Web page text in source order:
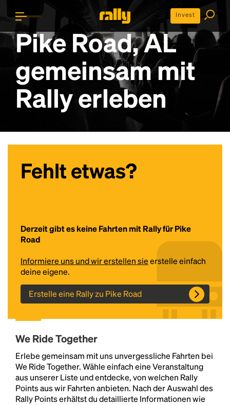
Invest
Pike Road, AL
gemeinsam mit
Rally erleben
Fehlt etwas?
Derzeit gibt es keine Fahrten mit Rally für Pike
Road
Informiere uns und wir erstellen sieerstelle einfach
deine eigene.
Erstelle eine Rally zu Pike Road
We Ride Together
Erlebe gemeinsam mit uns unvergessliche Fahrten bei
We Ride Together. Wähle einfach eine Veranstaltung
aus unserer Liste und entdecke, von welchen Rally
Points aus wir Fahrten anbieten. Nach der Auswahl des
Rally Points erhältst du detaillierte Informationen wie
Headline
Lorem Ipsum is simply dummy text of the printing
and typesetting industry.Lorem Ipsum has been the
industry's standarddummy text ever since the